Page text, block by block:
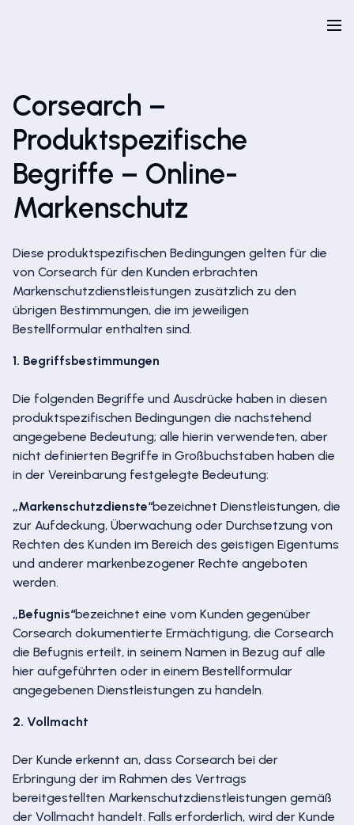
Corsearch –
Produktspezifische
Begriffe – Online-
Markenschutz
Diese produktspezifischen Bedingungen gelten für die
von Corsearch für den Kunden erbrachten
Markenschutzdienstleistungen zusätzlich zu den
übrigen Bestimmungen, die im jeweiligen
Bestellformular enthalten sind.
1. Begriffsbestimmungen
Die folgenden Begriffe und Ausdrücke haben in diesen
produktspezifischen Bedingungen die nachstehend
angegebene Bedeutung; alle hierin verwendeten, aber
nicht definierten Begriffe in Großbuchstaben haben die
in der Vereinbarung festgelegte Bedeutung:
„Markenschutzdienste“bezeichnet Dienstleistungen, die
zur Aufdeckung, Überwachung oder Durchsetzung von
Rechten des Kunden im Bereich des geistigen Eigentums
und anderer markenbezogener Rechte angeboten
werden.
„Befugnis“bezeichnet eine vom Kunden gegenüber
Corsearch dokumentierte Ermächtigung, die Corsearch
die Befugnis erteilt, in seinem Namen in Bezug auf alle
hier aufgeführten oder in einem Bestellformular
angegebenen Dienstleistungen zu handeln.
2. Vollmacht
Der Kunde erkennt an, dass Corsearch bei der
Erbringung der im Rahmen des Vertrags
bereitgestellten Markenschutzdienstleistungen gemäß
der Vollmacht handelt. Falls erforderlich, wird der Kunde